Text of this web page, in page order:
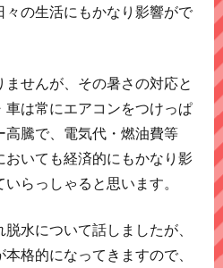
の生活にもかなり影響がで
せんが、その暑さの対応と
車は常にエアコンをつけっぱ
騰で、電気代・燃油費等
いても経済的にもかなり影
らっしゃると思います。
水について話しましたが、
格的になってきますので、